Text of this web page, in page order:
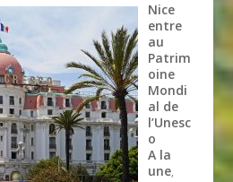
Nice
entre
au
Patrim
oine
Mondi
al de
l’Unesc
o
A la
une,